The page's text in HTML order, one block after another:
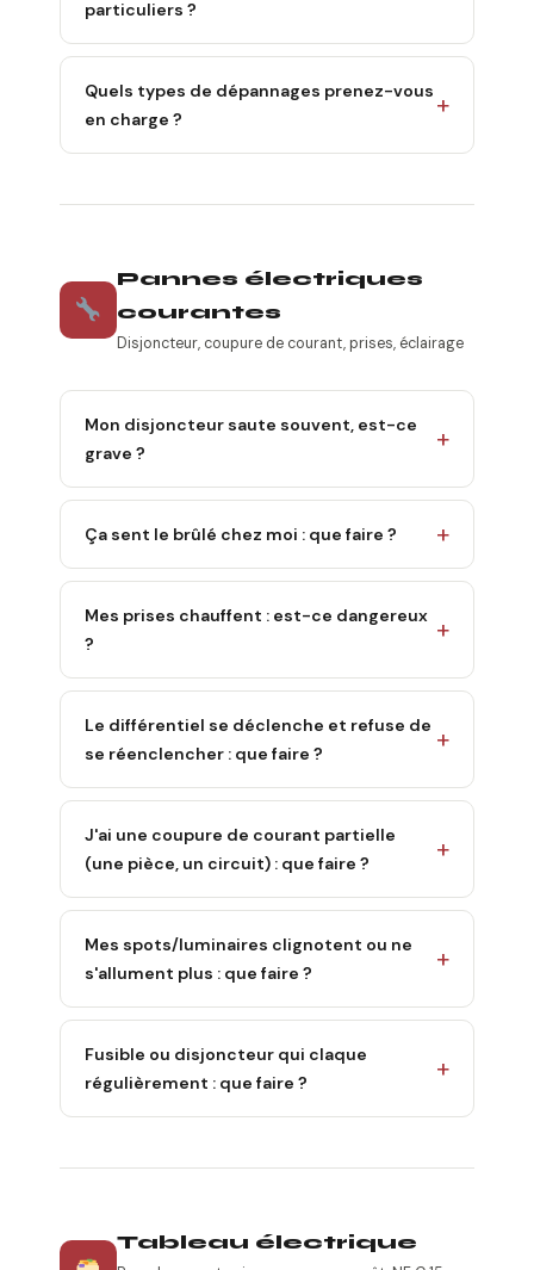
particuliers ?
Quels types de dépannages prenez-vous
en charge ?
Pannes électriques
courantes
Disjoncteur, coupure de courant, prises, éclairage
Mon disjoncteur saute souvent, est-ce
grave ?
Ça sent le brûlé chez moi : que faire ?
Mes prises chauffent : est-ce dangereux
?
Le différentiel se déclenche et refuse de
se réenclencher : que faire ?
J'ai une coupure de courant partielle
(une pièce, un circuit) : que faire ?
Mes spots/luminaires clignotent ou ne
s'allument plus : que faire ?
Fusible ou disjoncteur qui claque
régulièrement : que faire ?
Tableau électrique